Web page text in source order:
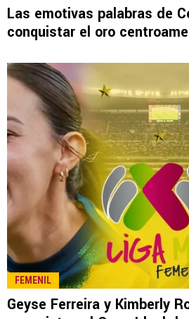
LEE TAMBIÉN